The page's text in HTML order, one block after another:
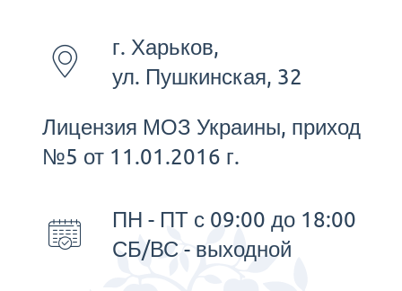
г. Харьков,
ул. Пушкинская, 32
Лицензия МОЗ Украины, приход
№5 от 11.01.2016 г.
ПН - ПТ с 09:00 до 18:00
СБ/ВС - выходной